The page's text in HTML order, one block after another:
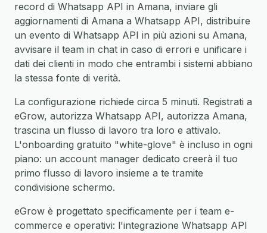
record di Whatsapp API in Amana, inviare gli
aggiornamenti di Amana a Whatsapp API, distribuire
un evento di Whatsapp API in più azioni su Amana,
avvisare il team in chat in caso di errori e unificare i
dati dei clienti in modo che entrambi i sistemi abbiano
la stessa fonte di verità.
La configurazione richiede circa 5 minuti. Registrati a
eGrow, autorizza Whatsapp API, autorizza Amana,
trascina un flusso di lavoro tra loro e attivalo.
L'onboarding gratuito "white-glove" è incluso in ogni
piano: un account manager dedicato creerà il tuo
primo flusso di lavoro insieme a te tramite
condivisione schermo.
eGrow è progettato specificamente per i team e-
commerce e operativi: l'integrazione Whatsapp API